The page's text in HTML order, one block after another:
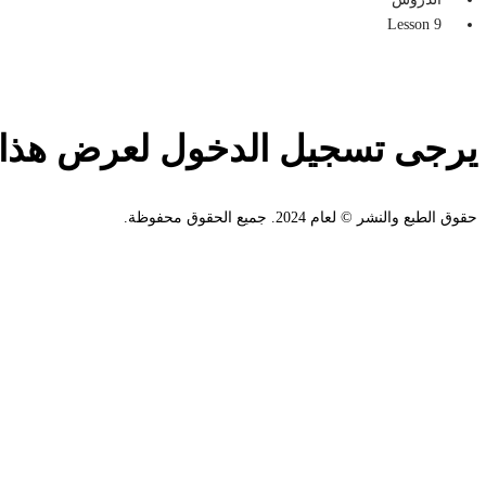
Lesson 9
يرجى تسجيل الدخول لعرض
حقوق الطبع والنشر © لعام 2024. جميع الحقوق محفوظة.